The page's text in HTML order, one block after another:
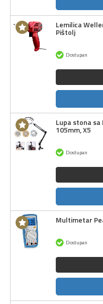
Lemilica
Pištolj
Dostupan
Lupa stona sa
105mm, X5
Dostupan
Multimetar
Dostupan